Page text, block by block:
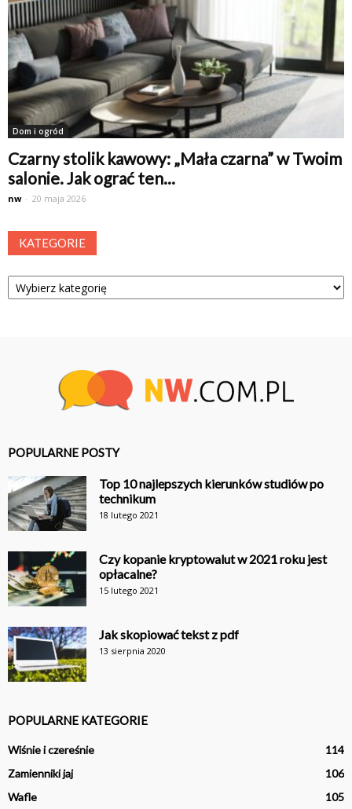
Dom i ogród
Czarny stolik kawowy: „Mała czarna” w Twoim
salonie. Jak ograć ten...
nw - 20 maja 2026
KATEGORIE
Kategorie
POPULARNE POSTY
Top 10 najlepszych kierunków studiów po
technikum
18 lutego 2021
Czy kopanie kryptowalut w 2021 roku jest
opłacalne?
15 lutego 2021
Jak skopiować tekst z pdf
13 sierpnia 2020
POPULARNE KATEGORIE
Wiśnie i czereśnie
114
Zamienniki jaj
106
Wafle
105